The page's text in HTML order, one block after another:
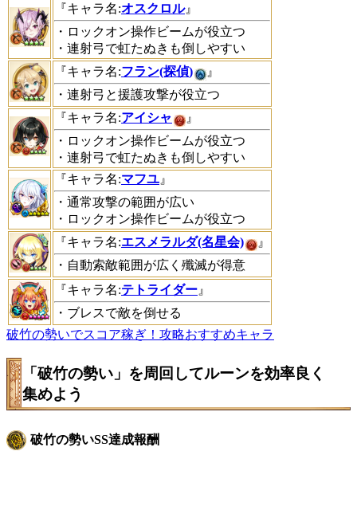
『キャラ名:オスクロル』
・ロックオン操作ビームが役立つ
・連射弓で虹たぬきも倒しやすい
『キャラ名:フラン(探偵)
』
・連射弓と援護攻撃が役立つ
『キャラ名:アイシャ
』
・ロックオン操作ビームが役立つ
・連射弓で虹たぬきも倒しやすい
『キャラ名:マフユ 』
・通常攻撃の範囲が広い
・ロックオン操作ビームが役立つ
『キャラ名:エスメラルダ(名星会)
』
・自動索敵範囲が広く殲滅が得意
『キャラ名:テトライダー 』
・ブレスで敵を倒せる
破竹の勢いでスコア稼ぎ！攻略おすすめキャラ
「破竹の勢い」を周回してルーンを効率良く
集めよう
破竹の勢いSS達成報酬